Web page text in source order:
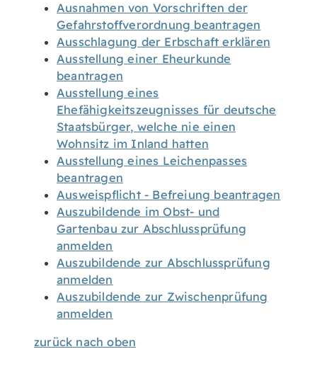
Ausnahmen von Vorschriften der
Gefahrstoffverordnung beantragen
Ausschlagung der Erbschaft erklären
Ausstellung einer Eheurkunde
beantragen
Ausstellung eines
Ehefähigkeitszeugnisses für deutsche
Staatsbürger, welche nie einen
Wohnsitz im Inland hatten
Ausstellung eines Leichenpasses
beantragen
Ausweispflicht - Befreiung beantragen
Auszubildende im Obst- und
Gartenbau zur Abschlussprüfung
anmelden
Auszubildende zur Abschlussprüfung
anmelden
Auszubildende zur Zwischenprüfung
anmelden
zurück nach oben